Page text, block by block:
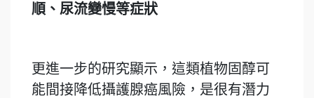
順、尿流變慢等症狀
更進一步的研究顯示，這類植物固醇可
能間接降低攝護腺癌風險，是很有潛力